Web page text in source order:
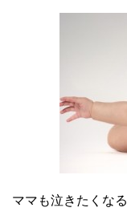
ママも泣きたくなる